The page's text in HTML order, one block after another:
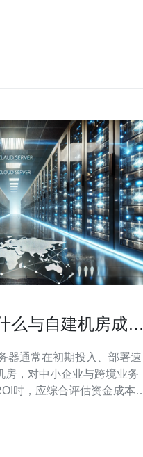
么与自建机房成本
房，对中小企业与跨境业务
电讯作为台湾托管与网络